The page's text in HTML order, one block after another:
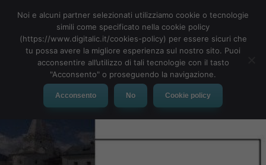
MENU
Noi e alcuni partner selezionati utilizziamo cookie o tecnologie
simili come specificato nella cookie policy
(https://www.digitalic.it/cookies-policy) per essere sicuri che
tu possa avere la migliore esperienza sul nostro sito. Puoi
acconsentire all’utilizzo di tali tecnologie con il tasto
"Acconsento" o proseguendo la navigazione.
Acconsento No Cookie policy